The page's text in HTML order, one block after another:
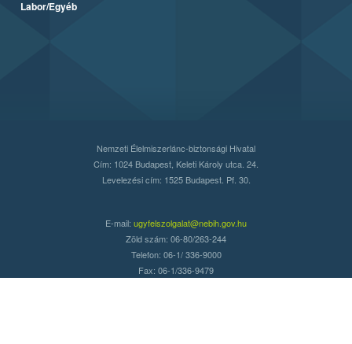
Labor/Egyéb
Nemzeti Élelmiszerlánc-biztonsági Hivatal
Cím: 1024 Budapest, Keleti Károly utca. 24.
Levelezési cím: 1525 Budapest. Pf. 30.
E-mail: ugyfelszolgalat@nebih.gov.hu
Zöld szám: 06-80/263-244
Telefon: 06-1/ 336-9000
Fax: 06-1/336-9479